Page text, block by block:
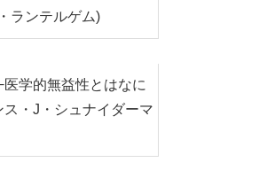
ランテルゲム)
医学的無益性とはなに
・J・シュナイダーマ